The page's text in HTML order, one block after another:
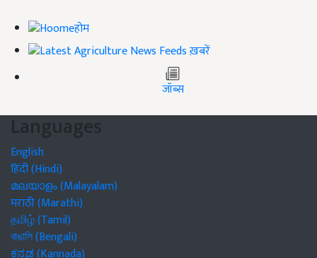
होम
ख़बरें
जॉब्स
Languages
English
हिंदी (Hindi)
മലയാളം (Malayalam)
मराठी (Marathi)
தமிழ் (Tamil)
বাঙালি (Bengali)
ಕನ್ನಡ (Kannada)